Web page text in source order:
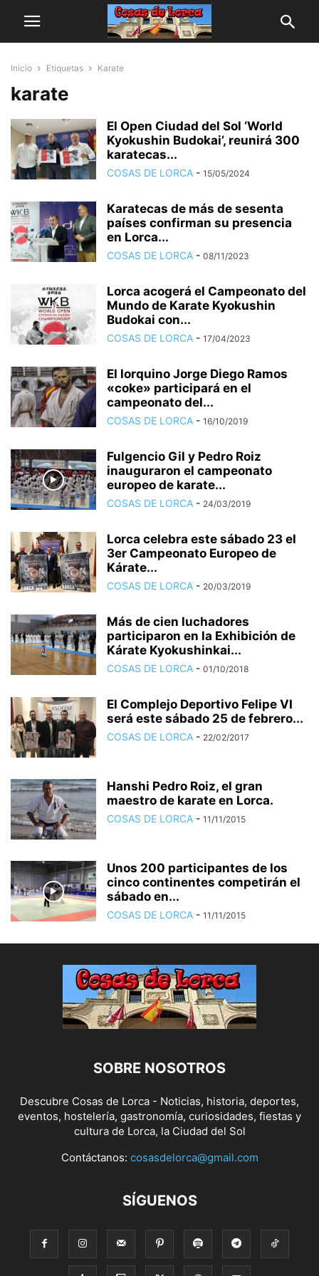
Inicio Etiquetas Karate
karate
El Open Ciudad del Sol ‘World
Kyokushin Budokai’, reunirá 300
karatecas...
COSAS DE LORCA - 15/05/2024
Karatecas de más de sesenta
países confirman su presencia
en Lorca...
COSAS DE LORCA - 08/11/2023
Lorca acogerá el Campeonato del
Mundo de Karate Kyokushin
Budokai con...
COSAS DE LORCA - 17/04/2023
El lorquino Jorge Diego Ramos
«coke» participará en el
campeonato del...
COSAS DE LORCA - 16/10/2019
Fulgencio Gil y Pedro Roiz
inauguraron el campeonato
europeo de karate...
COSAS DE LORCA - 24/03/2019
Lorca celebra este sábado 23 el
3er Campeonato Europeo de
Kárate...
COSAS DE LORCA - 20/03/2019
Más de cien luchadores
participaron en la Exhibición de
Kárate Kyokushinkai...
COSAS DE LORCA - 01/10/2018
El Complejo Deportivo Felipe VI
será este sábado 25 de febrero...
COSAS DE LORCA - 22/02/2017
Hanshi Pedro Roiz, el gran
maestro de karate en Lorca.
COSAS DE LORCA - 11/11/2015
Unos 200 participantes de los
cinco continentes competirán el
sábado en...
COSAS DE LORCA - 11/11/2015
SOBRE NOSOTROS
Descubre Cosas de Lorca - Noticias, historia, deportes,
eventos, hostelería, gastronomía, curiosidades, fiestas y
cultura de Lorca, la Ciudad del Sol
Contáctanos: cosasdelorca@gmail.com
SÍGUENOS